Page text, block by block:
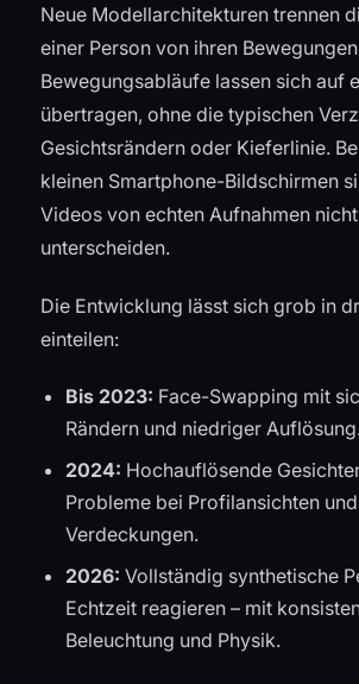
Neue Modellarchitekturen trennen
einer Person von ihren
Bewegungsabläufe lassen sich auf
übertragen, ohne die typischen
Gesichtsrändern oder Kieferlinie.
kleinen Smartphone-Bildschirmen
Videos von echten Aufnahmen
unterscheiden.
Die Entwicklung lässt sich grob in
einteilen:
Bis 2023: Face-Swapping mit
Rändern und niedriger Auflösung.
2024: Hochauflösende
Probleme bei Profilansichten und
Verdeckungen.
2026: Vollständig synthetische
Echtzeit reagieren – mit
Beleuchtung und Physik.